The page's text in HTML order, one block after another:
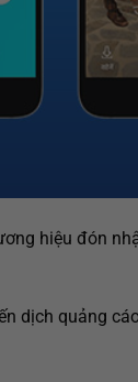
hiệu đón
dịch quảng